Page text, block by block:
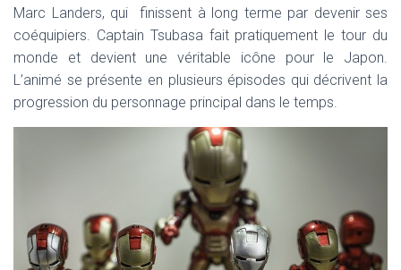
Marc Landers, qui finissent à long terme par devenir ses
coéquipiers. Captain Tsubasa fait pratiquement le tour du
monde et devient une véritable icône pour le Japon.
L’animé se présente en plusieurs épisodes qui décrivent la
progression du personnage principal dans le temps.